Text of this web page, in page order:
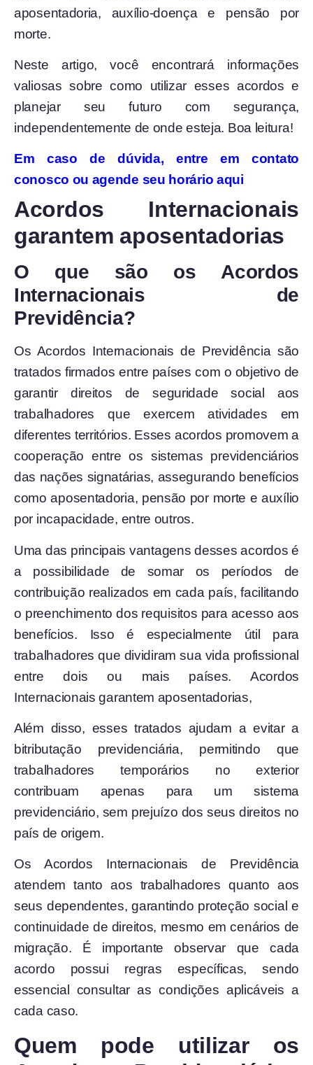
aposentadoria, auxílio-doença e pensão por
morte.
Neste artigo, você encontrará informações
valiosas sobre como utilizar esses acordos e
planejar seu futuro com segurança,
independentemente de onde esteja. Boa leitura!
Em caso de dúvida, entre em contato
conosco ou agende seu horário aqui
Acordos Internacionais
garantem aposentadorias
O que são os Acordos
Internacionais de
Previdência?
Os Acordos Internacionais de Previdência são
tratados firmados entre países com o objetivo de
garantir direitos de seguridade social aos
trabalhadores que exercem atividades em
diferentes territórios. Esses acordos promovem a
cooperação entre os sistemas previdenciários
das nações signatárias, assegurando benefícios
como aposentadoria, pensão por morte e auxílio
por incapacidade, entre outros.
Uma das principais vantagens desses acordos é
a possibilidade de somar os períodos de
contribuição realizados em cada país, facilitando
o preenchimento dos requisitos para acesso aos
benefícios. Isso é especialmente útil para
trabalhadores que dividiram sua vida profissional
entre dois ou mais países. Acordos
Internacionais garantem aposentadorias,
Além disso, esses tratados ajudam a evitar a
bitributação previdenciária, permitindo que
trabalhadores temporários no exterior
contribuam apenas para um sistema
previdenciário, sem prejuízo dos seus direitos no
país de origem.
Os Acordos Internacionais de Previdência
atendem tanto aos trabalhadores quanto aos
seus dependentes, garantindo proteção social e
continuidade de direitos, mesmo em cenários de
migração. É importante observar que cada
acordo possui regras específicas, sendo
essencial consultar as condições aplicáveis a
cada caso.
Quem pode utilizar os